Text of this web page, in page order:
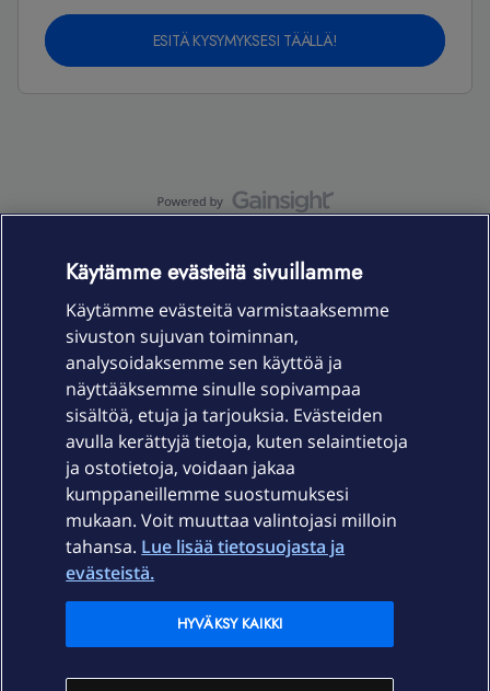
ESITÄ KYSYMYKSESI TÄÄLLÄ!
Laitteet & liittymät
Palvelut
Ajankohtaista
Elisa Oyj
In English
Käytämme evästeitä sivuillamme
Käytämme evästeitä varmistaaksemme
sivuston sujuvan toiminnan,
analysoidaksemme sen käyttöä ja
näyttääksemme sinulle sopivampaa
sisältöä, etuja ja tarjouksia. Evästeiden
avulla kerättyjä tietoja, kuten selaintietoja
ja ostotietoja, voidaan jakaa
kumppaneillemme suostumuksesi
mukaan. Voit muuttaa valintojasi milloin
tahansa. Lue lisää tietosuojasta ja
evästeistä.
HYVÄKSY KAIKKI